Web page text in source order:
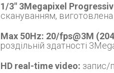
1/3" 3Megapixel
скануванням, виготовлена
Max 50Hz: 20/fps@3M
роздільній здатності
HD real-time video: запис/